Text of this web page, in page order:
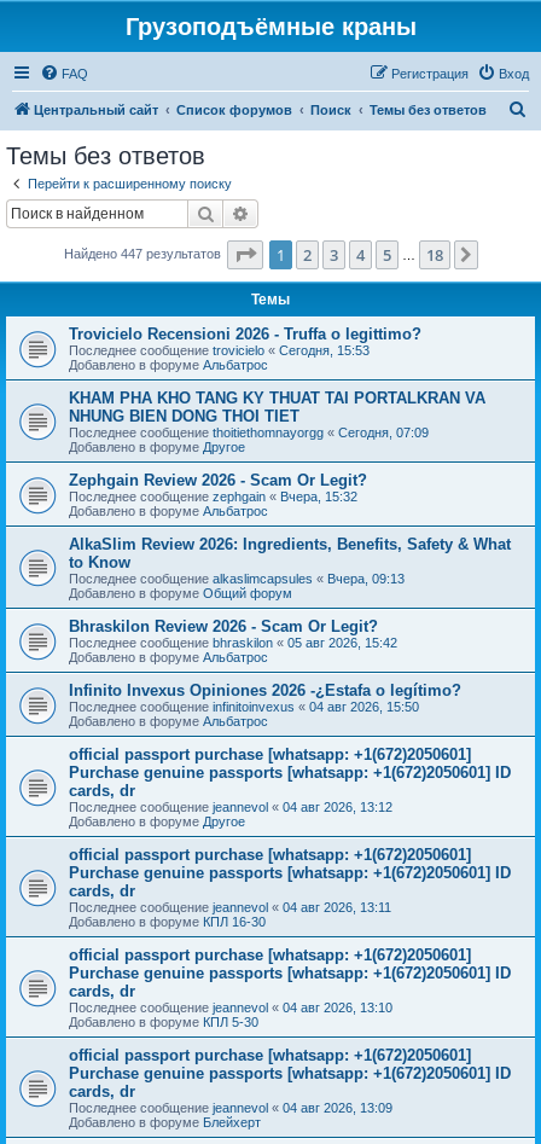
Грузоподъёмные краны
FAQ Вход
Регистрация
Центральный сайт Список форумов Поиск Темы без ответов
Темы без ответов
Перейти к расширенному поиску
Поиск
Найдено 447 результатов Страница из 18
1 2 3 4 5 18
Темы
Trovicielo Recensioni 2026 - Truffa o legittimo?
Последнее сообщение trovicielo « Сегодня, 15:53
Добавлено в форуме Альбатрос
KHAM PHA KHO TANG KY THUAT TAI PORTALKRAN VA
NHUNG BIEN DONG THOI TIET
Последнее сообщение thoitiethomnayorgg « Сегодня, 07:09
Добавлено в форуме Другое
Zephgain Review 2026 - Scam Or Legit?
Последнее сообщение zephgain « Вчера, 15:32
Добавлено в форуме Альбатрос
AlkaSlim Review 2026: Ingredients, Benefits, Safety & What
to Know
Последнее сообщение alkaslimcapsules « Вчера, 09:13
Добавлено в форуме Общий форум
Bhraskilon Review 2026 - Scam Or Legit?
Последнее сообщение bhraskilon « 05 авг 2026, 15:42
Добавлено в форуме Альбатрос
Infinito Invexus Opiniones 2026 -¿Estafa o legítimo?
Последнее сообщение infinitoinvexus « 04 авг 2026, 15:50
Добавлено в форуме Альбатрос
official passport purchase [whatsapp: +1(672)2050601]
Purchase genuine passports [whatsapp: +1(672)2050601] ID
cards, dr
Последнее сообщение jeannevol « 04 авг 2026, 13:12
Добавлено в форуме Другое
official passport purchase [whatsapp: +1(672)2050601]
Purchase genuine passports [whatsapp: +1(672)2050601] ID
cards, dr
Последнее сообщение jeannevol « 04 авг 2026, 13:11
Добавлено в форуме КПЛ 16-30
official passport purchase [whatsapp: +1(672)2050601]
Purchase genuine passports [whatsapp: +1(672)2050601] ID
cards, dr
Последнее сообщение jeannevol « 04 авг 2026, 13:10
Добавлено в форуме КПЛ 5-30
official passport purchase [whatsapp: +1(672)2050601]
Purchase genuine passports [whatsapp: +1(672)2050601] ID
cards, dr
Последнее сообщение jeannevol « 04 авг 2026, 13:09
Добавлено в форуме Блейхерт